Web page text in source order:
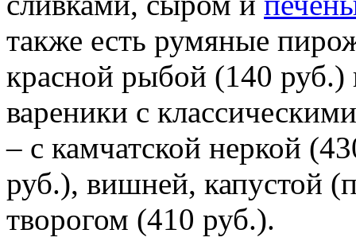
также есть румяные
красной рыбой (140
вареники с
– с камчатской неркой
руб.), вишней, капустой
творогом (410 руб.).